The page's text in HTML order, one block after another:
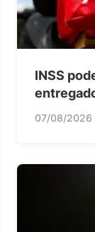
INSS
07/08/2026